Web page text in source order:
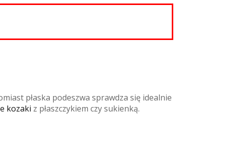
płaska podeszwa sprawdza się idealnie
kozaki z płaszczykiem czy sukienką.